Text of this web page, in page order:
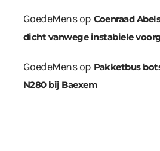
GoedeMensop Coenraad
dicht vanwege instabiele
GoedeMensop Pakketbus
N280 bij Baexem